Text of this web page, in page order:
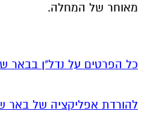
מאוחר של המחלה.
כל הפרטים על נדל"ן בבאר
להורדת אפליקציה של באר